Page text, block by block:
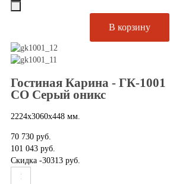
Гостиная Карина - ГК-1001
СО Серый оникс
2224х3060х448 мм.
70 730 руб.
101 043 руб.
Скидка -30313 руб.